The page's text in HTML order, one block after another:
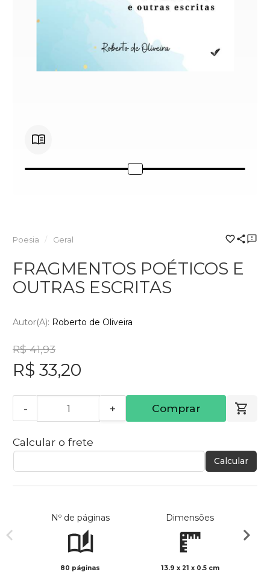
Poesia Geral
FRAGMENTOS POÉTICOS E
OUTRAS ESCRITAS
Autor(a): Roberto de Oliveira
R$ 41,93
R$ 33,20
- + Comprar
Calcular o frete
Calcular
Nº de páginas
80 páginas
Dimensões
13.9 x 21 x 0.5 cm